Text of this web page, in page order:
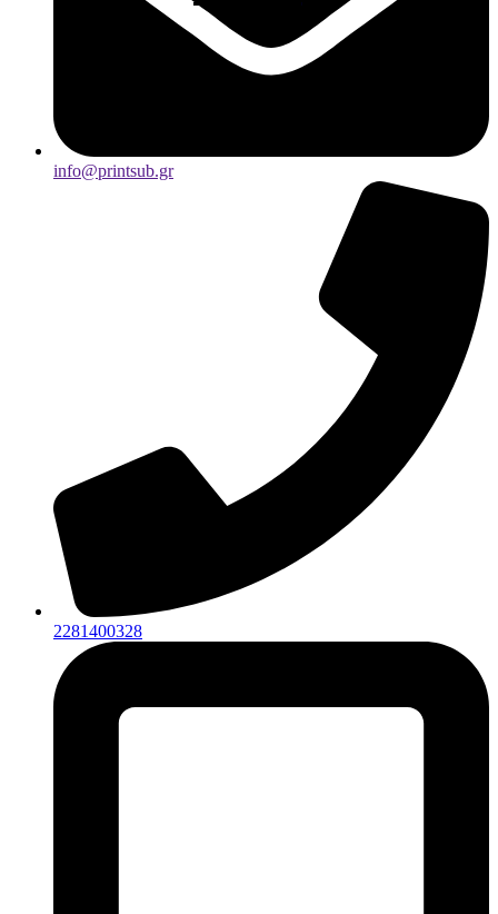
info@printsub.gr
2281400328